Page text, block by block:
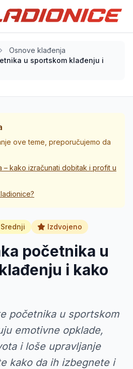
Osnove klađenja
u sportskom klađenju i
ove teme, preporučujemo da
– kako izračunati dobitak i profit u
Srednji Izdvojeno
početnika u
i kako
početnika u sportskom
emotivne opklade,
i loše upravljanje
kako da ih izbegnete i